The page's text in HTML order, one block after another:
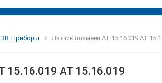
38. Приборы Датчик пламени АТ 15.16.019 АТ
15.16.019 АТ 15.16.019